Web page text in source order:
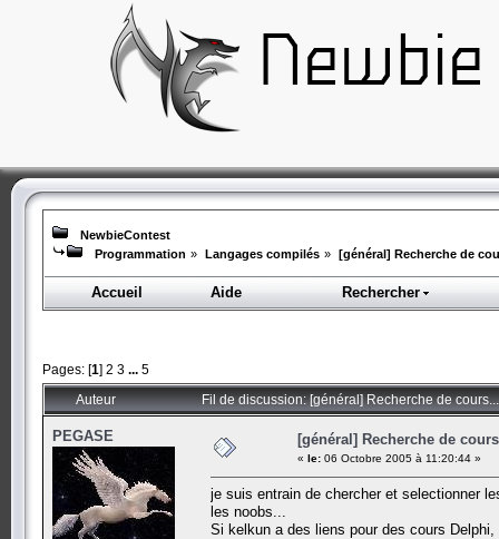
NewbieContest
Programmation » Langages compilés » [général] Recherche de
Accueil Aide Rechercher
Pages: [1] 2 3 ... 5
Auteur Fil de discussion: [général] Recherche de
PEGASE [général] Recherche de
« le: 06 Octobre 2005 à 11:20:44 »
je suis entrain de chercher et selectionner
les noobs...
Si kelkun a des liens pour des cours